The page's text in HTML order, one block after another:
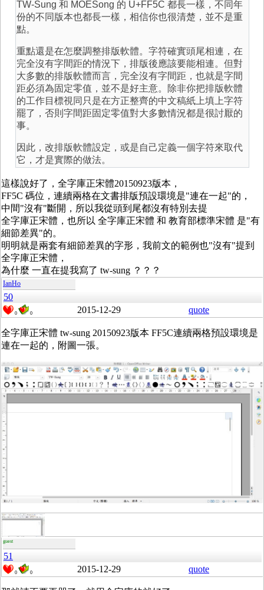
TW-Sung 和 MOESong 的 U+FF5C 都長一樣，不同年
份的不同版本也都長一樣，相信你也很清楚，並不是重
點。
重點還是在怎麼調整排版軟體。字符確實頭尾相連，在
完全沒有字間距的情況下，排版後應該要能相連。但對
大多數的排版軟體而言，完全沒有字間距，也就是字間
距必須為固定零值，並不是好主意。除非你把排版軟體
的工作目標視同只是在方正整齊的中文稿紙上填上字符
罷了，否則字間距固定零值對大多數情況都是很討厭的
事。
因此，改排版軟體設定，或是自己定義一個字符來取代
它，才是實際的做法。
這樣說好了，全字庫正宋體20150923版本，
FF5C 碼位，連續兩格在文書排版預設環境是"連在一起"的，
中間"沒有"斷開，所以我從頭到尾都沒有特別去提
全字庫正宋體，也所以 全字庫正宋體 和 教育部標準宋體 是"有
細節差異"的。
明明就是兩套有細節差異的字形，我前文的範例也"沒有"提到
全字庫正宋體，
為什麼 一直在提我寫了 tw-sung ？？？
IanHo
50
0 0 2015-12-29 quote
全字庫正宋體 tw-sung 20150923版本 FF5C連續兩格預設環境是
連在一起的，附圖一張。
guest
51
0 0 2015-12-29 quote